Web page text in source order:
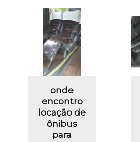
onde
encontro
locação de
ônibus
para